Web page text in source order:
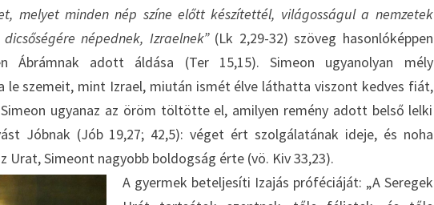
melyet minden nép színe előtt készítettél, világosságul a nemzetek
népednek, Izraelnek”(Lk 2,29-32) szöveg hasonlóképpen
Ábrámnak adott áldása (Ter 15,15). Simeon ugyanolyan mély
le szemeit, mint Izrael, miután ismét élve láthatta viszont kedves fiát,
ugyanaz az öröm töltötte el, amilyen remény adott belső lelki
Jóbnak (Jób 19,27; 42,5): véget ért szolgálatának ideje, és noha
Urat, Simeont nagyobb boldogság érte (vö. Kiv 33,23).
A gyermek beteljesíti Izajás próféciáját: „A Seregek